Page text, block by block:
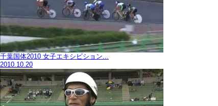
千葉国体2010 女子エキシビション...
2010.10.20